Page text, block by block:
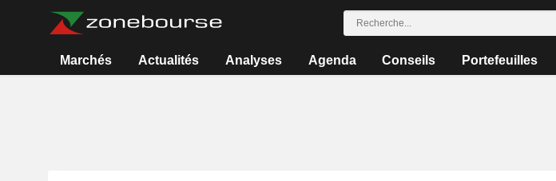
Marchés Actualités Analyses Agenda Conseils Portefeuilles